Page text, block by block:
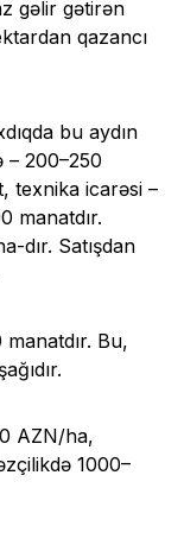
gəlir gətirən
qazancı
bu aydın
200–250
texnika icarəsi –
manatdır.
dır. Satışdan
Bu,
AZN/ha,
1000–